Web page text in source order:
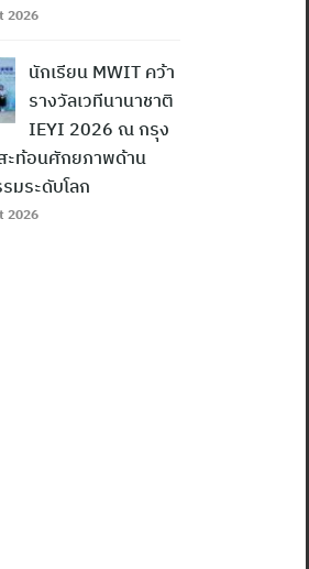
2026
นักเรียน MWIT คว้า
รางวัลเวทีนานาชาติ
IEYI 2026 ณ กรุง
ะท้อนศักยภาพด้าน
มระดับโลก
2026